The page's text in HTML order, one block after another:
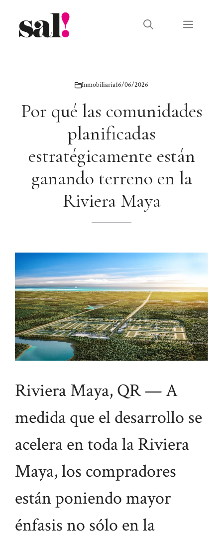
contenido
Menú
Inmobiliaria16/06/2026
Por qué las comunidades
planificadas
estratégicamente están
ganando terreno en la
Riviera Maya
Riviera Maya, QR — A
medida que el desarrollo se
acelera en toda la Riviera
Maya, los compradores
están poniendo mayor
énfasis no sólo en la